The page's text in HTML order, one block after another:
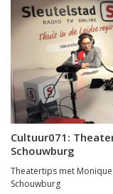
Cultuur071:
Schouwburg
Theatertips met
Schouwburg